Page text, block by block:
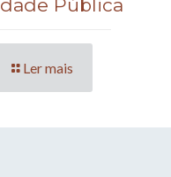
Pública
Ler mais